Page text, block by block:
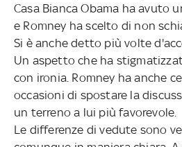
Casa Bianca Obama ha avuto
e Romney ha scelto di non
Si è anche detto più volte
Un aspetto che ha
con ironia. Romney ha anche
occasioni di spostare la
un terreno a lui più favorevole.
Le differenze di vedute sono